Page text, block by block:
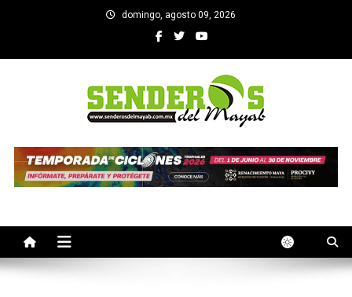
domingo, agosto 09, 2026
SENDEROS DEL MAYAB